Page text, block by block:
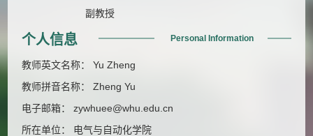
副教授
个人信息 Personal Information
教师英文名称： Yu Zheng
教师拼音名称： Zheng Yu
电子邮箱：zywhuee@whu.edu.cn
所在单位： 电气与自动化学院